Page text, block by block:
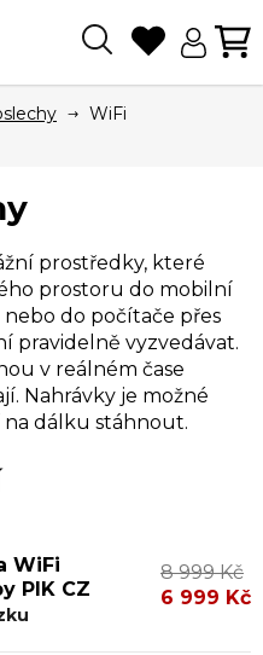
WiFi
prostředky, které
prostoru do mobilní
do počítače přes
pravidelně vyzvedávat.
v reálném čase
Nahrávky je možné
dálku stáhnout.
WiFi
PIK CZ
8 999 Kč
6 999 Kč